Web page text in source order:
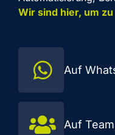
Wir sind hier, um
Auf
Auf